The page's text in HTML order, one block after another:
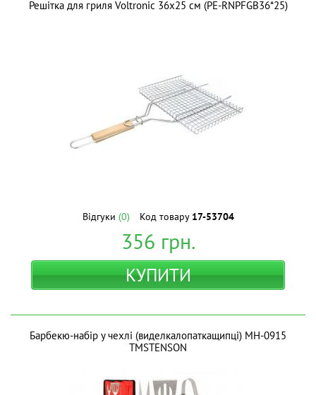
Решітка для гриля Voltronic 36х25 см (PE-RNPFGB36*25)
Відгуки (0) Код товару 17-53704
356 грн.
КУПИТИ
Барбекю-набір у чехлі (виделкалопаткащипці) MH-0915
ТМSTENSON